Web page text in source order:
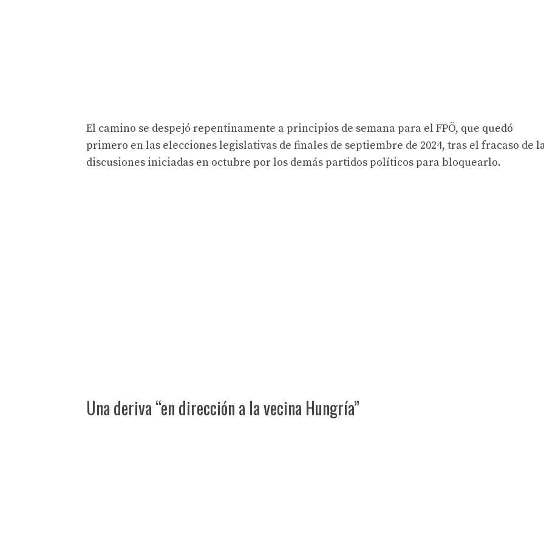
El camino se despejó repentinamente a principios de semana para el FPÖ, que quedó
primero en las elecciones legislativas de finales de septiembre de 2024, tras el fracaso de
discusiones iniciadas en octubre por los demás partidos políticos para bloquearlo.
Una deriva “en dirección a la vecina Hungría”